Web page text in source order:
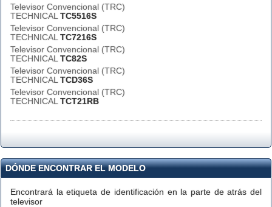
Televisor Convencional (TRC)
TECHNICAL TC5516S
Televisor Convencional (TRC)
TECHNICAL TC7216S
Televisor Convencional (TRC)
TECHNICAL TC82S
Televisor Convencional (TRC)
TECHNICAL TCD36S
Televisor Convencional (TRC)
TECHNICAL TCT21RB
DÓNDE ENCONTRAR EL MODELO
Encontrará la etiqueta de identificación en la parte de atrás del
televisor